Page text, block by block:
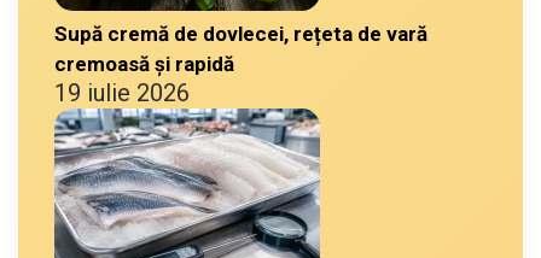
Supă cremă de dovlecei, rețeta de vară
cremoasă și rapidă
19 iulie 2026